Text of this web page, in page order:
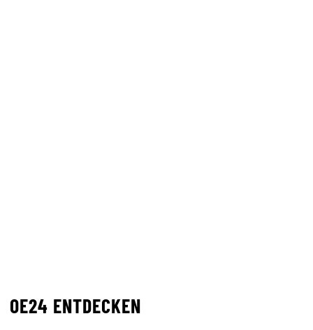
OE24 ENTDECKEN